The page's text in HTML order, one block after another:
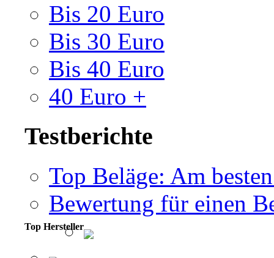
Bis 20 Euro
Bis 30 Euro
Bis 40 Euro
40 Euro +
Testberichte
Top Beläge: Am
Bewertung für einen
Top Hersteller